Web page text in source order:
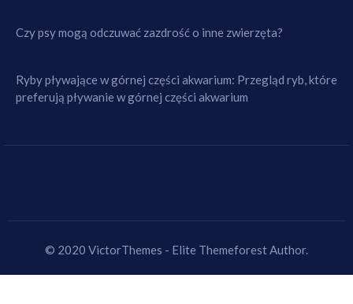
Czy psy mogą odczuwać zazdrość o inne zwierzęta?
Ryby pływające w górnej części akwarium: Przegląd ryb, które
preferują pływanie w górnej części akwarium
© 2020 VictorThemes - Elite Themeforest Author.